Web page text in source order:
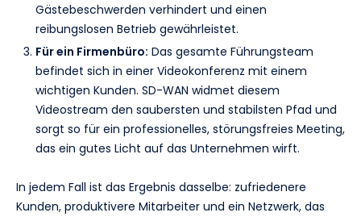
Gästebeschwerden verhindert und einen
reibungslosen Betrieb gewährleistet.
Für ein Firmenbüro: Das gesamte Führungsteam
befindet sich in einer Videokonferenz mit einem
wichtigen Kunden. SD-WAN widmet diesem
Videostream den saubersten und stabilsten Pfad und
sorgt so für ein professionelles, störungsfreies Meeting,
das ein gutes Licht auf das Unternehmen wirft.
In jedem Fall ist das Ergebnis dasselbe: zufriedenere
Kunden, produktivere Mitarbeiter und ein Netzwerk, das